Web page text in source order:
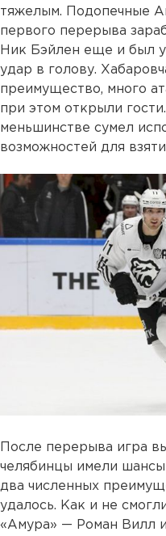
тяжелым. Подопечные
первого перерыва
Ник Бэйлен еще и был
удар в голову.
преимущество, много
при этом открыли
меньшинстве сумел
возможностей для
После перерыва игра
челябинцы имели
два численных
удалось. Как и не
«Амура» — Роман Вилл